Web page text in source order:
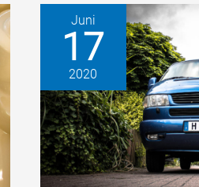
Volkswagen
in
Millionen
Höhe
Juni
17
2020